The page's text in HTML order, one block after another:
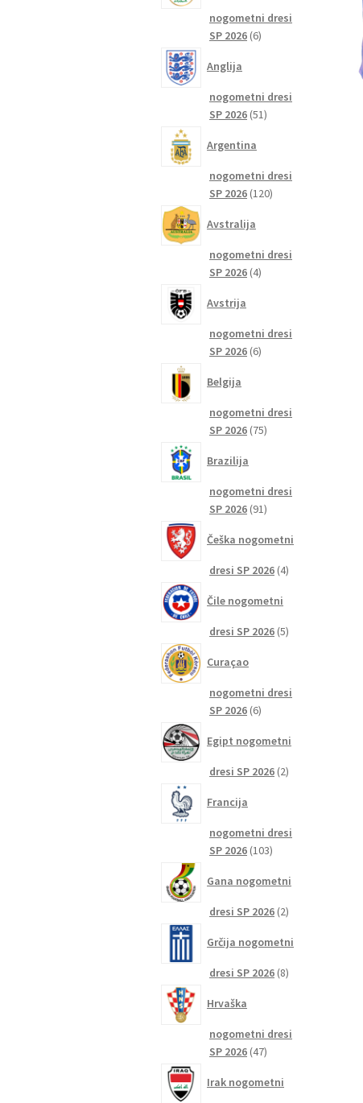
nogometni dresi
SP 2026 66
Anglija
nogometni dresi
SP 2026 5151
Argentina
nogometni dresi
SP 2026 120120
Avstralija
nogometni dresi
SP 2026 44
Avstrija
nogometni dresi
SP 2026 66
Belgija
nogometni dresi
SP 2026 7575
Brazilija
nogometni dresi
SP 2026 9191
Češka nogometni
dresi SP 2026 44
Čile nogometni
dresi SP 2026 55
Curaçao
nogometni dresi
SP 2026 66
Egipt nogometni
dresi SP 2026 22
Francija
nogometni dresi
SP 2026 103103
Gana nogometni
dresi SP 2026 22
Grčija nogometni
dresi SP 2026 88
Hrvaška
nogometni dresi
SP 2026 4747
Irak nogometni